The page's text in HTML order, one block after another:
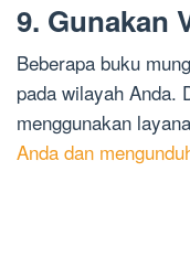
9. Gunakan
Beberapa buku
pada wilayah Anda.
menggunakan
Anda dan